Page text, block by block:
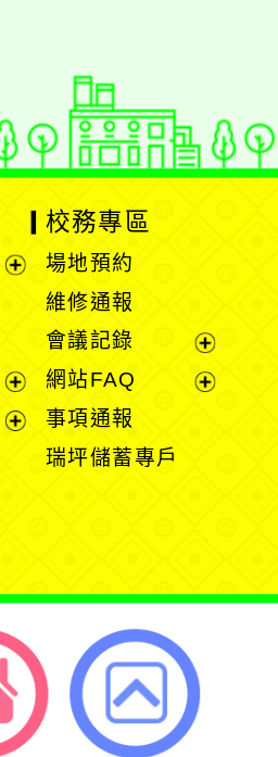
單
展
校務專區
場地預約
維修通報
會議記錄
展
網站FAQ
事項通報
瑞坪儲蓄專戶